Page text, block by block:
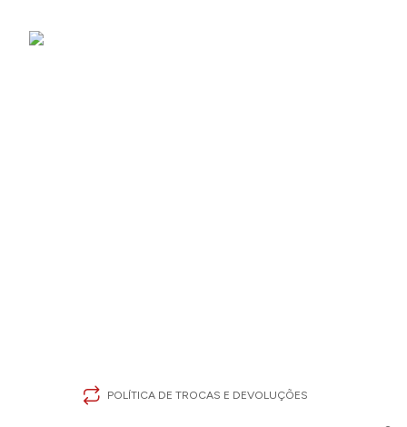
POLÍTICA DE TROCAS E DEVOLUÇÕES